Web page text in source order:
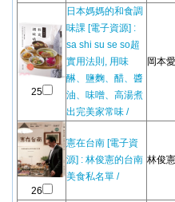
25
日本媽媽的和食調
味課 [電子資源] :
sa shi su se so超
實用法則, 用味
醂、鹽麴、醋、醬
油、味噌、高湯煮
出完美家常味 /
岡本
26
憲在台南 [電子資
源] : 林俊憲的台南
美食私名單 /
林俊